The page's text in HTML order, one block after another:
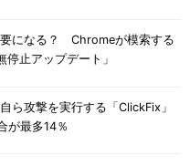
になる？ Chromeが模索する
停止アップデート」
ら攻撃を実行する「ClickFix」
が最多14％